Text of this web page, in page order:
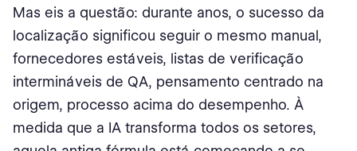
Mas eis a questão: durante anos, o sucesso da
localização significou seguir o mesmo manual,
fornecedores estáveis, listas de verificação
intermináveis de QA, pensamento centrado na
origem, processo acima do desempenho. À
medida que a IA transforma todos os setores,